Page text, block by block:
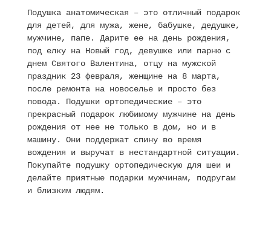
Подушка анатомическая – это отличный подарок
для детей, для мужа, жене, бабушке, дедушке,
мужчине, папе. Дарите ее на день рождения,
под елку на Новый год, девушке или парню с
днем Святого Валентина, отцу на мужской
праздник 23 февраля, женщине на 8 марта,
после ремонта на новоселье и просто без
повода. Подушки ортопедические – это
прекрасный подарок любимому мужчине на день
рождения от нее не только в дом, но и в
машину. Они поддержат спину во время
вождения и выручат в нестандартной ситуации.
Покупайте подушку ортопедическую для шеи и
делайте приятные подарки мужчинам, подругам
и близким людям.